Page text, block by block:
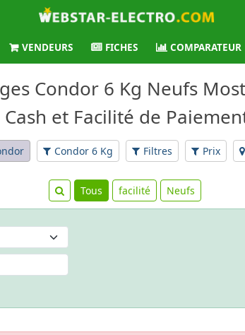
VENDEURS FICHES COMPARATEUR
Condor 6 Kg Neufs
Cash et Facilité de
Condor 6 Kg Filtres Prix
Tous facilité Neufs